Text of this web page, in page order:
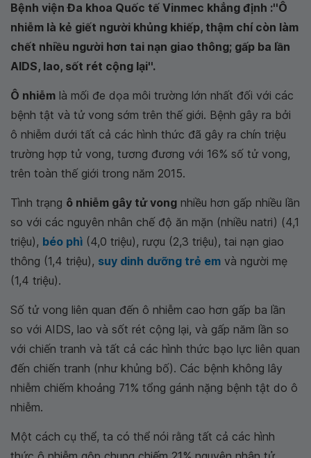
Bệnh viện Đa khoa Quốc tế Vinmec khẳng định :''Ô
nhiễm là kẻ giết người khủng khiếp, thậm chí còn làm
chết nhiều người hơn tai nạn giao thông; gấp ba lần
AIDS, lao, sốt rét cộng lại''.
Ô nhiễm là mối đe dọa môi trường lớn nhất đối với các
bệnh tật và tử vong sớm trên thế giới. Bệnh gây ra bởi
ô nhiễm dưới tất cả các hình thức đã gây ra chín triệu
trường hợp tử vong, tương đương với 16% số tử vong,
trên toàn thế giới trong năm 2015.
Tình trạng ô nhiễm gây tử vong nhiều hơn gấp nhiều lần
so với các nguyên nhân chế độ ăn mặn (nhiều natri) (4,1
triệu), béo phì (4,0 triệu), rượu (2,3 triệu), tai nạn giao
thông (1,4 triệu), suy dinh dưỡng trẻ em và người mẹ
(1,4 triệu).
Số tử vong liên quan đến ô nhiễm cao hơn gấp ba lần
so với AIDS, lao và sốt rét cộng lại, và gấp năm lần so
với chiến tranh và tất cả các hình thức bạo lực liên quan
đến chiến tranh (như khủng bố). Các bệnh không lây
nhiễm chiếm khoảng 71% tổng gánh nặng bệnh tật do ô
nhiễm.
Một cách cụ thể, ta có thể nói rằng tất cả các hình